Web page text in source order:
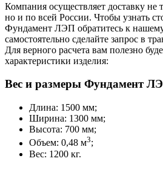
Компания осуществляет доставку не
но и по всей России. Чтобы узнать
Фундамент ЛЭП обратитесь к
самостоятельно сделайте запрос в
Для верного расчета вам полезно
характеристики изделия:
Вес и размеры Фундамент
Длина: 1500 мм;
Ширина: 1300 мм;
Высота: 700 мм;
Объем: 0,48 м3;
Вес: 1200 кг.